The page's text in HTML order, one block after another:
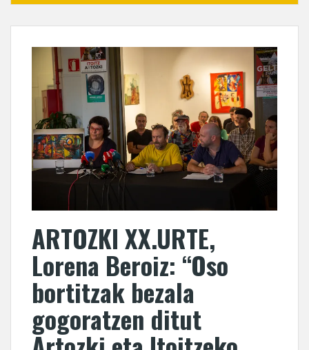
ARTOZKI XX.URTE,
Lorena Beroiz: “Oso
bortitzak bezala
gogoratzen ditut